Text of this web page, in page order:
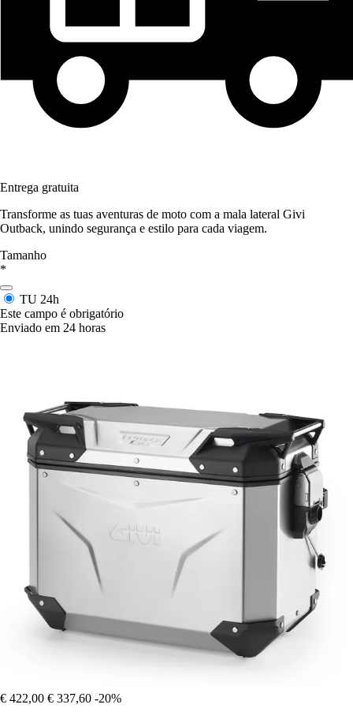
Entrega gratuita
Transforme as tuas aventuras de moto com a mala lateral Givi
Outback, unindo segurança e estilo para cada viagem.
Tamanho
*
TU 24h
Este campo é obrigatório
Enviado em 24 horas
€ 422,00 € 337,60 -20%